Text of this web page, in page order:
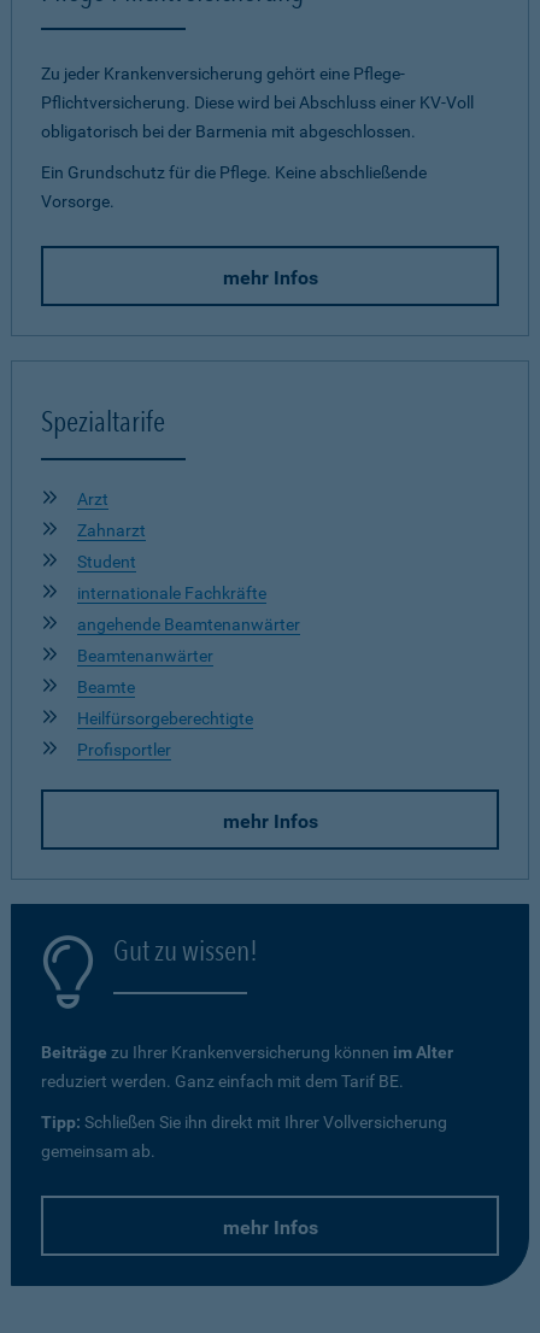
Zu jeder Krankenversicherung gehört eine Pflege-
Pflichtversicherung. Diese wird bei Abschluss einer KV-Voll
obligatorisch bei der Barmenia mit abgeschlossen.
Ein Grundschutz für die Pflege. Keine abschließende
Vorsorge.
mehr Infos
Spezialtarife
Arzt
Zahnarzt
Student
internationale Fachkräfte
angehende Beamtenanwärter
Beamtenanwärter
Beamte
Heilfürsorgeberechtigte
Profisportler
mehr Infos
Gut zu wissen!
Beiträge zu Ihrer Krankenversicherung können im Alter
reduziert werden. Ganz einfach mit dem Tarif BE.
Tipp: Schließen Sie ihn direkt mit Ihrer Vollversicherung
gemeinsam ab.
mehr Infos